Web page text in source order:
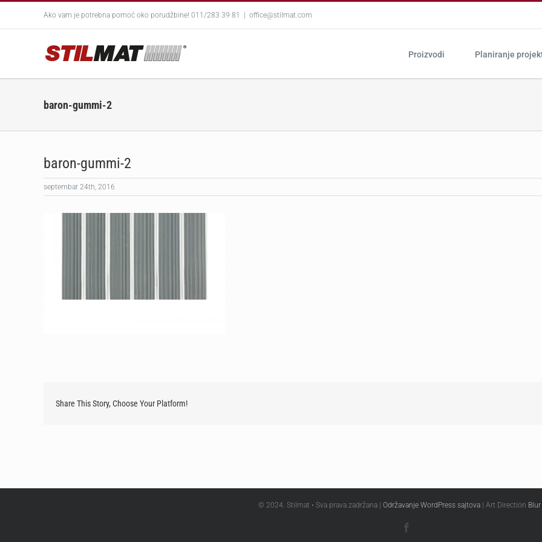
content
Ako vam je potrebna pomoć oko porudžbine! 011/283 39 81 office@stilmat.com
Proizvodi Planiranje
baron-gummi-2
baron-gummi-2
septembar 24th, 2016
Share This Story, Choose Your Platform!
© 2024. Stilmat • Sva prava zadržana | Održavanje WordPress sajtova| Art Direction